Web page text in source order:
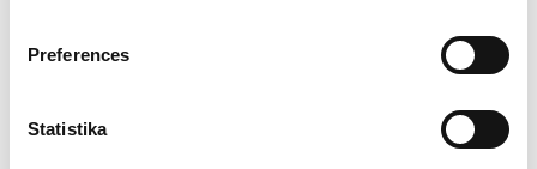
Preferences
Statistika
Restaurācijas tehniķis (mācību ilgums 2 gadi);
Augkopības tehniķis (mācību ilgums 1,5 gadi);